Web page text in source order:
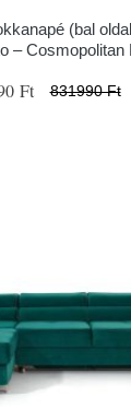
(bal
– Cosmopolitan
Ft 831990 Ft